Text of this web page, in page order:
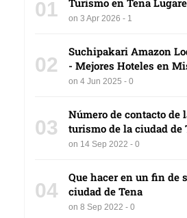
01 on 3 Apr 2026 - 1
02
Suchipakari Amazon
- Mejores Hoteles en
on 4 Jun 2025 - 0
03
Número de contacto de
turismo de la ciudad de
on 14 Sep 2022 - 0
04
Que hacer en un fin de
ciudad de Tena
on 8 Sep 2022 - 0